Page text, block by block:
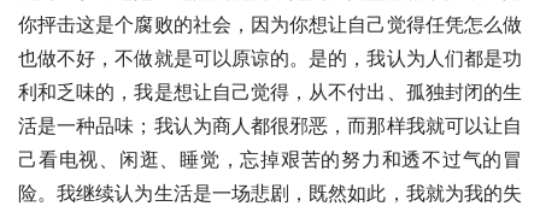
你抨击这是个腐败的社会，因为你想让自己觉得任凭怎么做
也做不好，不做就是可以原谅的。是的，我认为人们都是功
利和乏味的，我是想让自己觉得，从不付出、孤独封闭的生
活是一种品味；我认为商人都很邪恶，而那样我就可以让自
己看电视、闲逛、睡觉，忘掉艰苦的努力和透不过气的冒
险。我继续认为生活是一场悲剧，既然如此，我就为我的失